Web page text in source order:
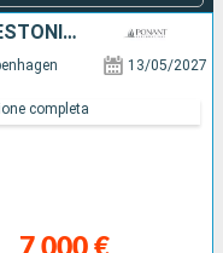
DANIMARCA, POLONIA, SVEZIA, ESTONIA, FINLANDIA
13/05/2027
completa